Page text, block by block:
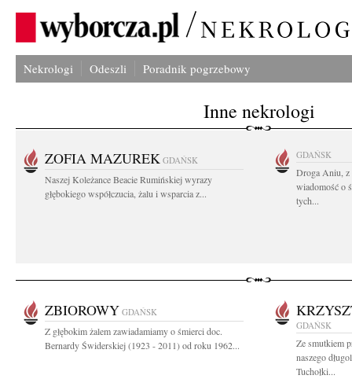
Nekrologi Odeszli Poradnik pogrzebowy
Inne nekrologi
ZOFIA MAZUREK GDAŃSK
Naszej Koleżance Beacie Rumińskiej wyrazy
głębokiego współczucia, żalu i wsparcia z...
GDAŃSK
Droga Aniu, z
wiadomość o
tych...
ZBIOROWY GDAŃSK
Z głębokim żalem zawiadamiamy o śmierci doc.
Bernardy Świderskiej (1923 - 2011) od roku 1962...
GDAŃSK
Ze smutkiem
naszego
Tuchołki...